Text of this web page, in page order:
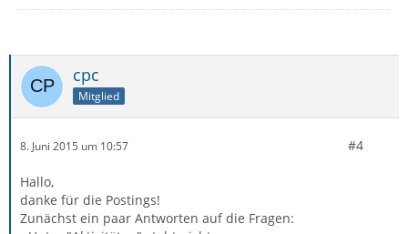
cpc
Mitglied
8. Juni 2015 um 10:57 #4
Hallo,
danke für die Postings!
Zunächst ein paar Antworten auf die Fragen: